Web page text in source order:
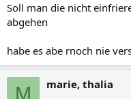
Soll man die nicht
abgehen
habe es abe rnoch nie
M marie, thalia